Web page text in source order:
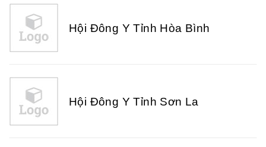
Hội Đông Y Tỉnh Hòa Bình
Hội Đông Y Tỉnh Sơn La